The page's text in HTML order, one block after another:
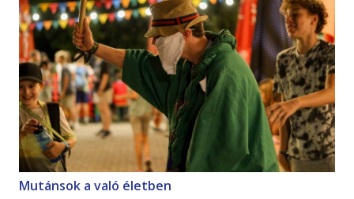
Mutánsok a való életben